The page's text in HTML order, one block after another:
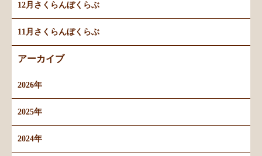
12月さくらんぼくらぶ
11月さくらんぼくらぶ
アーカイブ
2026年
2025年
2024年